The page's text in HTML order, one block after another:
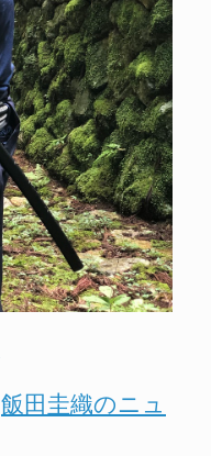
飯田圭織のニュ